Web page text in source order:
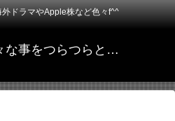
ドラマやApple株など色々f^^
な事をつらつらと…